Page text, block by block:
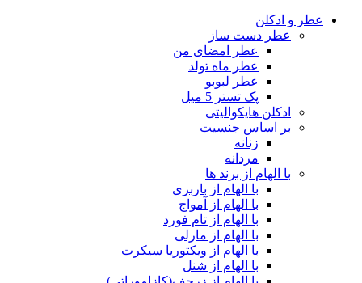
عطر و ادکلن
عطر دست ساز
عطر امضای من
عطر ماه تولد
عطر لبوبو
پک تستر 5 میل
ادکلن هایکوالیتی
بر اساس جنسیت
زنانه
مردانه
با الهام از برند ها
با الهام از باربری
با الهام از آمواج
با الهام از تام فورد
با الهام از مارلی
با الهام از ویکتوریا سیکرت
با الهام از شنل